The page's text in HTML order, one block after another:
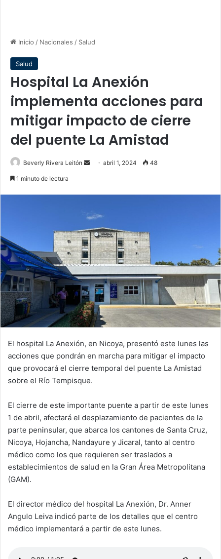
Inicio / Nacionales / Salud
Salud
Hospital La Anexión
implementa acciones para
mitigar impacto de cierre
del puente La Amistad
Beverly Rivera Leitón
Sendabril 1, 2024 48
1 minuto de lectura
El hospital La Anexión, en Nicoya, presentó este lunes las
acciones que pondrán en marcha para mitigar el impacto
que provocará el cierre temporal del puente La Amistad
sobre el Río Tempisque.
El cierre de este importante puente a partir de este lunes
1 de abril, afectará el desplazamiento de pacientes de la
parte peninsular, que abarca los cantones de Santa Cruz,
Nicoya, Hojancha, Nandayure y Jicaral, tanto al centro
médico como los que requieren ser traslados a
establecimientos de salud en la Gran Área Metropolitana
(GAM).
El director médico del hospital La Anexión, Dr. Anner
Angulo Leiva indicó parte de los detalles que el centro
médico implementará a partir de este lunes.